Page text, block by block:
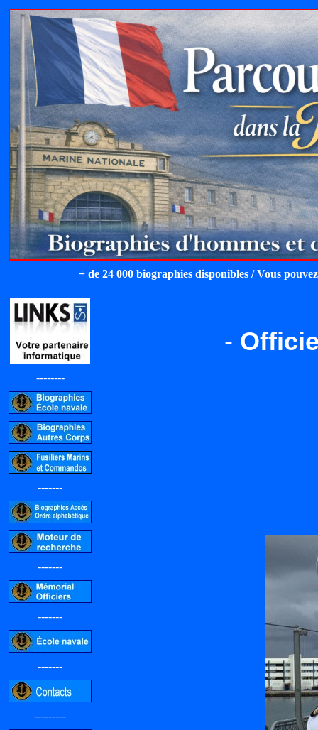
+ de 24 000 biographies disponibles / Vous
--------
-------
-------
-------
-------
---------
-